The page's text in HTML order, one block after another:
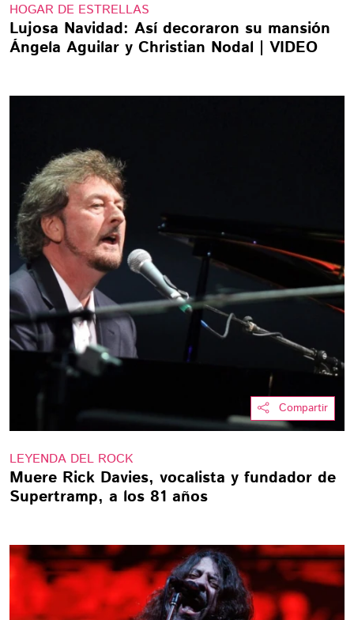
HOGAR DE ESTRELLAS
Lujosa Navidad: Así decoraron su mansión
Ángela Aguilar y Christian Nodal | VIDEO
Compartir
LEYENDA DEL ROCK
Muere Rick Davies, vocalista y fundador de
Supertramp, a los 81 años